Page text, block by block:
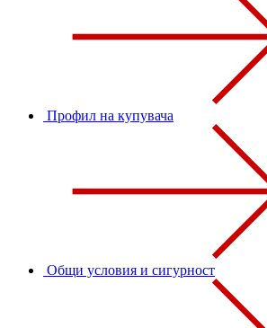
Профил на купувача
Общи условия и сигурност